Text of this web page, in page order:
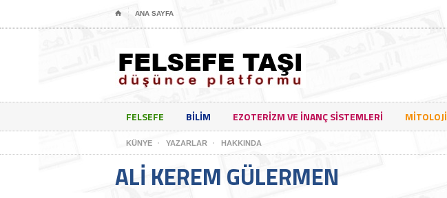
⌂ ANA SAYFA
FELSEFE BILIM EZOTERIZM VE INANÇ SISTEMLERI MITOLOJI
KÜNYE YAZARLAR HAKKINDA
ALI KEREM GÜLERMEN